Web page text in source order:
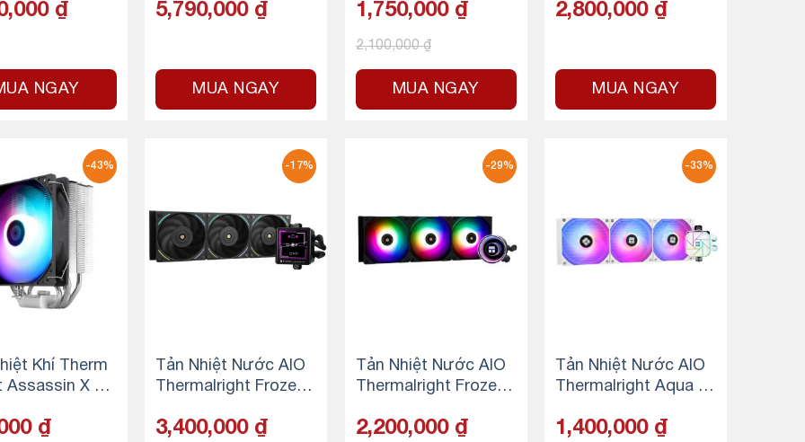
₫
NGAY
Black
5,790,000 ₫
MUA NGAY
SE – Black
1,750,000 ₫
2,100,000₫
MUA NGAY
Black
2,800,000 ₫
MUA NGAY
-43%
Khí Therm
Assassin X 12
V2 RGB)
₫
-17%
Tản Nhiệt Nước AIO
Thermalright Frozen
3,400,000 ₫
-29%
Tản Nhiệt Nước AIO
Thermalright Frozen
B
2,200,000 ₫
-33%
Tản Nhiệt Nước AIO
Thermalright Aqua Eli
HITE
1,400,000 ₫